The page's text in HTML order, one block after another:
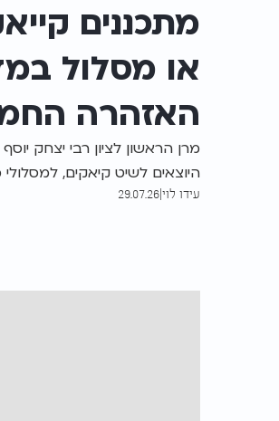
מתכננים
או מסלול
האזהרה
של מרן
לציון
מרן הראשון לציון רבי יצחק
היוצאים לשיט קיאקים,
להפלגה בלב ים עשויים
עידו לוי|
29.07.26